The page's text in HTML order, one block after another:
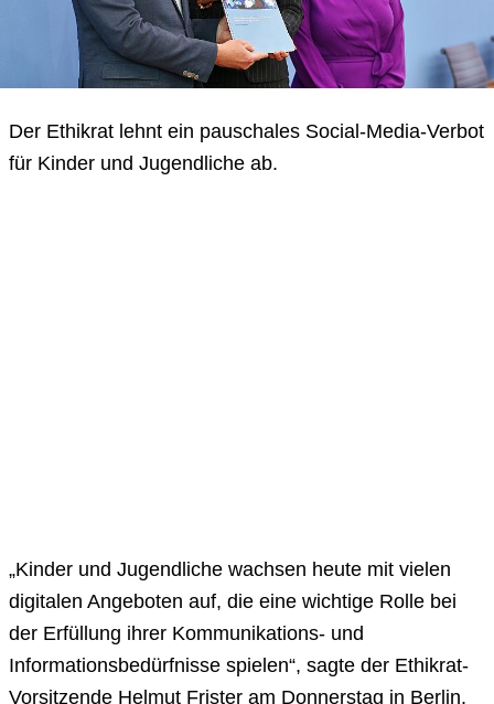
Der Ethikrat lehnt ein pauschales Social-Media-Verbot
für Kinder und Jugendliche ab.
„Kinder und Jugendliche wachsen heute mit vielen
digitalen Angeboten auf, die eine wichtige Rolle bei
der Erfüllung ihrer Kommunikations- und
Informationsbedürfnisse spielen“, sagte der Ethikrat-
Vorsitzende Helmut Frister am Donnerstag in Berlin.